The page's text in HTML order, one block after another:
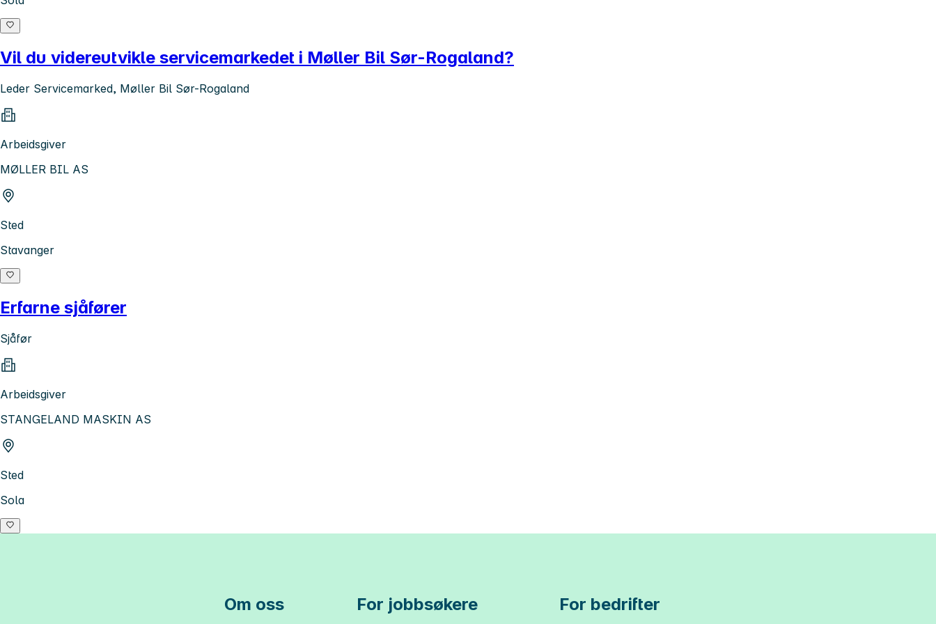
Vil du videreutvikle servicemarkedet i Møller Bil Sør-Rogaland?
Leder Servicemarked, Møller Bil Sør-Rogaland
Arbeidsgiver
MØLLER BIL AS
Sted
Stavanger
Erfarne sjåfører
Sjåfør
Arbeidsgiver
STANGELAND MASKIN AS
Sted
Sola
Om oss For jobbsøkere For bedrifter